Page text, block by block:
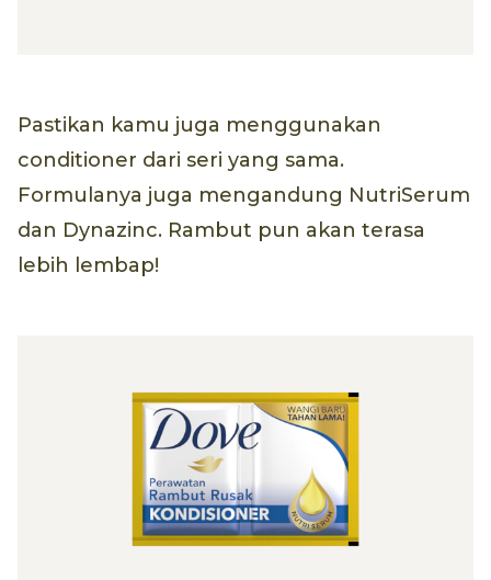
Pastikan kamu juga menggunakan
conditioner dari seri yang sama.
Formulanya juga mengandung NutriSerum
dan Dynazinc. Rambut pun akan terasa
lebih lembap!